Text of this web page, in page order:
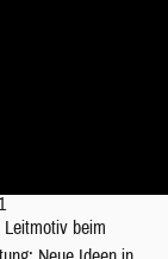
beim